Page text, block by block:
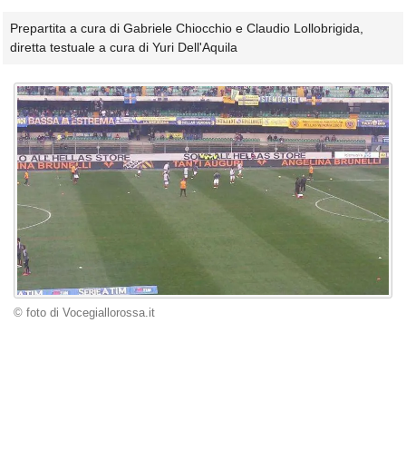
Prepartita a cura di Gabriele Chiocchio e Claudio Lollobrigida,
diretta testuale a cura di Yuri Dell'Aquila
© foto di Vocegiallorossa.it